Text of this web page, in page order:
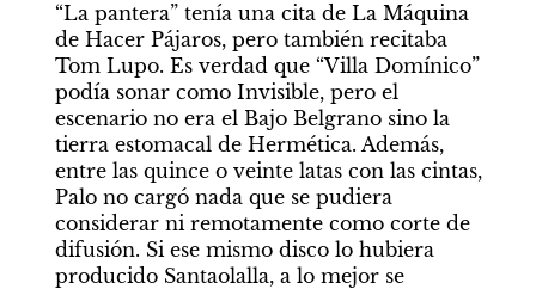
“La pantera” tenía una cita de La Máquina
de Hacer Pájaros, pero también recitaba
Tom Lupo. Es verdad que “Villa Domínico”
podía sonar como Invisible, pero el
escenario no era el Bajo Belgrano sino la
tierra estomacal de Hermética. Además,
entre las quince o veinte latas con las cintas,
Palo no cargó nada que se pudiera
considerar ni remotamente como corte de
difusión. Si ese mismo disco lo hubiera
producido Santaolalla, a lo mejor se